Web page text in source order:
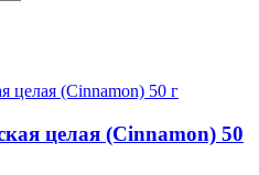
целая (Cinnamon) 50